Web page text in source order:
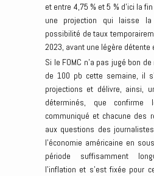
et entre 4,75 % et 5 % d’ici la
une projection qui laisse
possibilité de taux
2023, avant une légère détente
Si le FOMC n’a pas jugé bon
de 100 pb cette semaine, il
projections et délivre, ainsi,
déterminés, que
communiqué et chacune des
aux questions des
l’économie américaine en
période suffisamment
l’inflation et s’est fixée pour